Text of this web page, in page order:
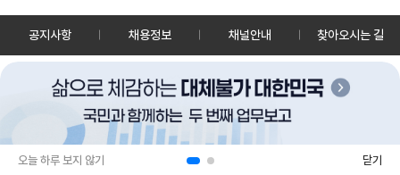
오늘 하루 보지 않기 닫기
공지사항 채용정보 채널안내 찾아오시는 길
30128 세종특별자치시 정부2청사로 13 한국정책방송원 KTV
TEL: 044-204-8000
Copyrightⓒ KTV 국민방송 All Rights Reserved.
PC버전 앱 다운로드